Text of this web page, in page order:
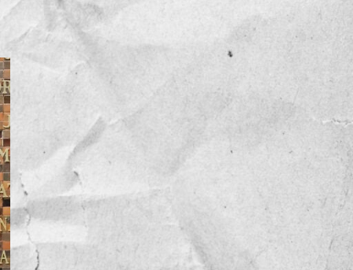
CATEGORÍAS
NOTICIAS
OPINIÓN
TENDENCIA
VIDEO COLUMNA
VIDEO NOTA